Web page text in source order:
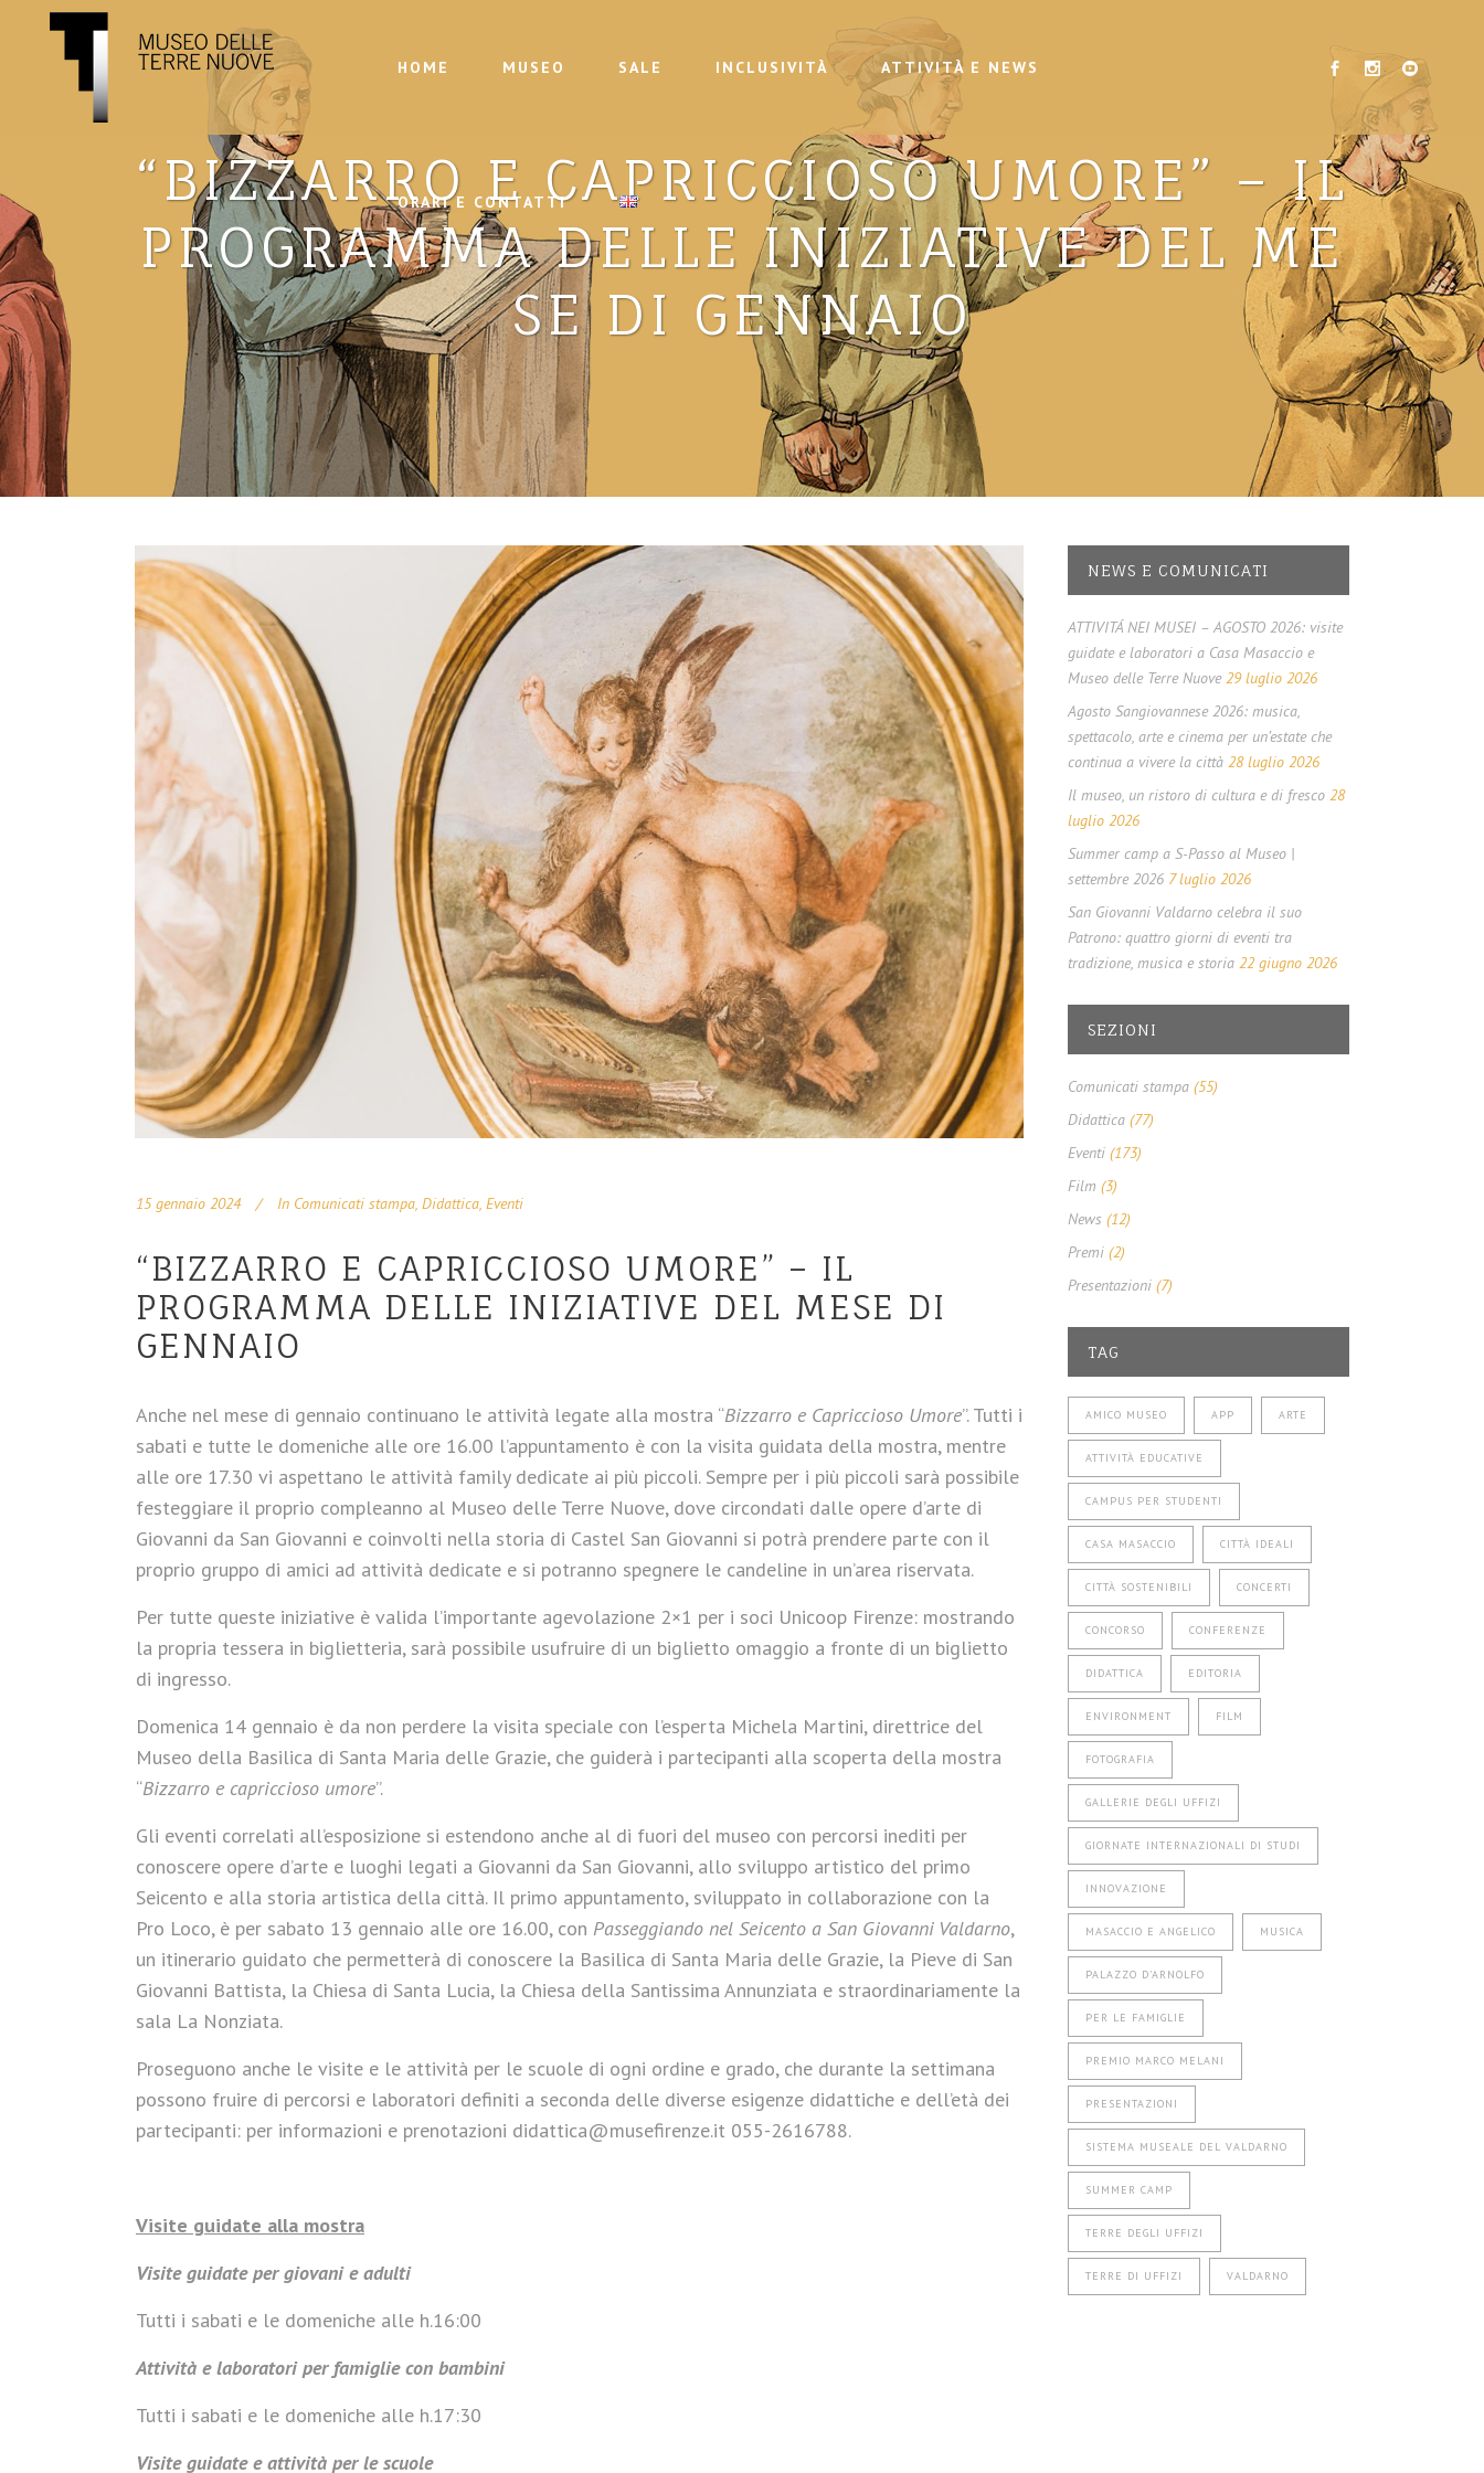
HOME MUSEO SALE INCLUSIVITÀ ATTIVITÀ E NEWS
ORARI E CONTATTI
“BIZZARRO E CAPRICCIOSO UMORE” – IL
PROGRAMMA DELLE INIZIATIVE DEL ME
SE DI GENNAIO
15 gennaio 2024 In Comunicati stampa, Didattica, Eventi
“BIZZARRO E CAPRICCIOSO UMORE” – IL
PROGRAMMA DELLE INIZIATIVE DEL MESE DI
GENNAIO
Anche nel mese di gennaio continuano le attività legate alla mostra “Bizzarro e Capriccioso Umore”. Tutti i
sabati e tutte le domeniche alle ore 16.00 l’appuntamento è con la visita guidata della mostra, mentre
alle ore 17.30 vi aspettano le attività family dedicate ai più piccoli. Sempre per i più piccoli sarà possibile
festeggiare il proprio compleanno al Museo delle Terre Nuove, dove circondati dalle opere d’arte di
Giovanni da San Giovanni e coinvolti nella storia di Castel San Giovanni si potrà prendere parte con il
proprio gruppo di amici ad attività dedicate e si potranno spegnere le candeline in un’area riservata.
Per tutte queste iniziative è valida l’importante agevolazione 2×1 per i soci Unicoop Firenze: mostrando
la propria tessera in biglietteria, sarà possibile usufruire di un biglietto omaggio a fronte di un biglietto
di ingresso.
Domenica 14 gennaio è da non perdere la visita speciale con l’esperta Michela Martini, direttrice del
Museo della Basilica di Santa Maria delle Grazie, che guiderà i partecipanti alla scoperta della mostra
“Bizzarro e capriccioso umore”.
Gli eventi correlati all’esposizione si estendono anche al di fuori del museo con percorsi inediti per
conoscere opere d’arte e luoghi legati a Giovanni da San Giovanni, allo sviluppo artistico del primo
Seicento e alla storia artistica della città. Il primo appuntamento, sviluppato in collaborazione con la
Pro Loco, è per sabato 13 gennaio alle ore 16.00, con Passeggiando nel Seicento a San Giovanni Valdarno,
un itinerario guidato che permetterà di conoscere la Basilica di Santa Maria delle Grazie, la Pieve di San
Giovanni Battista, la Chiesa di Santa Lucia, la Chiesa della Santissima Annunziata e straordinariamente la
sala La Nonziata.
Proseguono anche le visite e le attività per le scuole di ogni ordine e grado, che durante la settimana
possono fruire di percorsi e laboratori definiti a seconda delle diverse esigenze didattiche e dell’età dei
partecipanti: per informazioni e prenotazioni didattica@musefirenze.it 055-2616788.
Visite guidate alla mostra
Visite guidate per giovani e adulti
Tutti i sabati e le domeniche alle h.16:00
Attività e laboratori per famiglie con bambini
Tutti i sabati e le domeniche alle h.17:30
Visite guidate e attività per le scuole
NEWS E COMUNICATI
ATTIVITÁ NEI MUSEI – AGOSTO 2026: visite
guidate e laboratori a Casa Masaccio e
Museo delle Terre Nuove 29 luglio 2026
Agosto Sangiovannese 2026: musica,
spettacolo, arte e cinema per un’estate che
continua a vivere la città 28 luglio 2026
Il museo, un ristoro di cultura e di fresco 28
luglio 2026
Summer camp a S-Passo al Museo |
settembre 2026 7 luglio 2026
San Giovanni Valdarno celebra il suo
Patrono: quattro giorni di eventi tra
tradizione, musica e storia 22 giugno 2026
SEZIONI
Comunicati stampa (55)
Didattica (77)
Eventi (173)
Film (3)
News (12)
Premi (2)
Presentazioni (7)
TAG
AMICO MUSEO APP ARTE
ATTIVITÀ EDUCATIVE
CAMPUS PER STUDENTI
CASA MASACCIO CITTÀ IDEALI
CITTÀ SOSTENIBILI CONCERTI
CONCORSO CONFERENZE
DIDATTICA EDITORIA
ENVIRONMENT FILM
FOTOGRAFIA
GALLERIE DEGLI UFFIZI
GIORNATE INTERNAZIONALI DI STUDI
INNOVAZIONE
MASACCIO E ANGELICO MUSICA
PALAZZO D'ARNOLFO
PER LE FAMIGLIE
PREMIO MARCO MELANI
PRESENTAZIONI
SISTEMA MUSEALE DEL VALDARNO
SUMMER CAMP
TERRE DEGLI UFFIZI
TERRE DI UFFIZI VALDARNO